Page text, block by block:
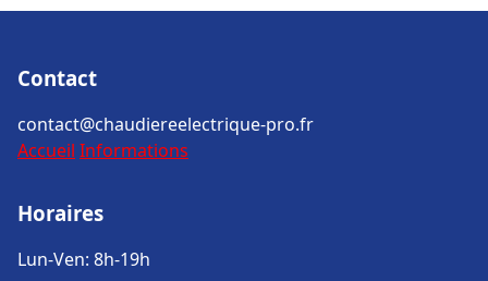
Contact
contact@chaudiereelectrique-pro.fr
Accueil Informations
Horaires
Lun-Ven: 8h-19h